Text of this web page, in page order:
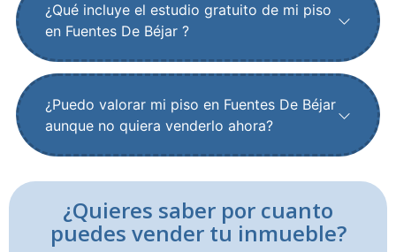
¿Qué incluye el estudio gratuito de mi piso
en Fuentes De Béjar ?
¿Puedo valorar mi piso en Fuentes De Béjar
aunque no quiera venderlo ahora?
¿Quieres saber por cuanto
puedes vender tu inmueble?